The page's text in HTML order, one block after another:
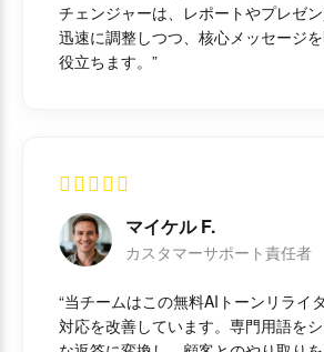
チェンジャーは、レポートやプレゼ
迅速に調整しつつ、核心メッセージ
役立ちます。”
マイケル F.
カスタマーサポート責任者
“当チームはこの無料AIトーンリライ
対応を改善しています。専門用語を